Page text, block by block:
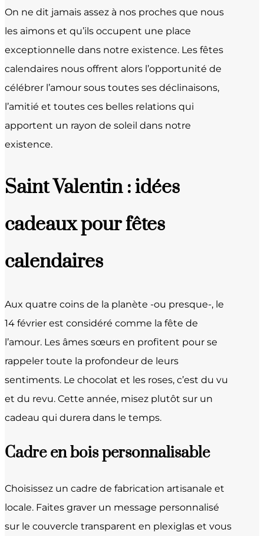
On ne dit jamais assez à nos proches que nous
les aimons et qu’ils occupent une place
exceptionnelle dans notre existence. Les fêtes
calendaires nous offrent alors l’opportunité de
célébrer l’amour sous toutes ses déclinaisons,
l’amitié et toutes ces belles relations qui
apportent un rayon de soleil dans notre
existence.
Saint Valentin : idées
cadeaux pour fêtes
calendaires
Aux quatre coins de la planète -ou presque-, le
14 février est considéré comme la fête de
l’amour. Les âmes sœurs en profitent pour se
rappeler toute la profondeur de leurs
sentiments. Le chocolat et les roses, c’est du vu
et du revu. Cette année, misez plutôt sur un
cadeau qui durera dans le temps.
Cadre en bois personnalisable
Choisissez un cadre de fabrication artisanale et
locale. Faites graver un message personnalisé
sur le couvercle transparent en plexiglas et vous